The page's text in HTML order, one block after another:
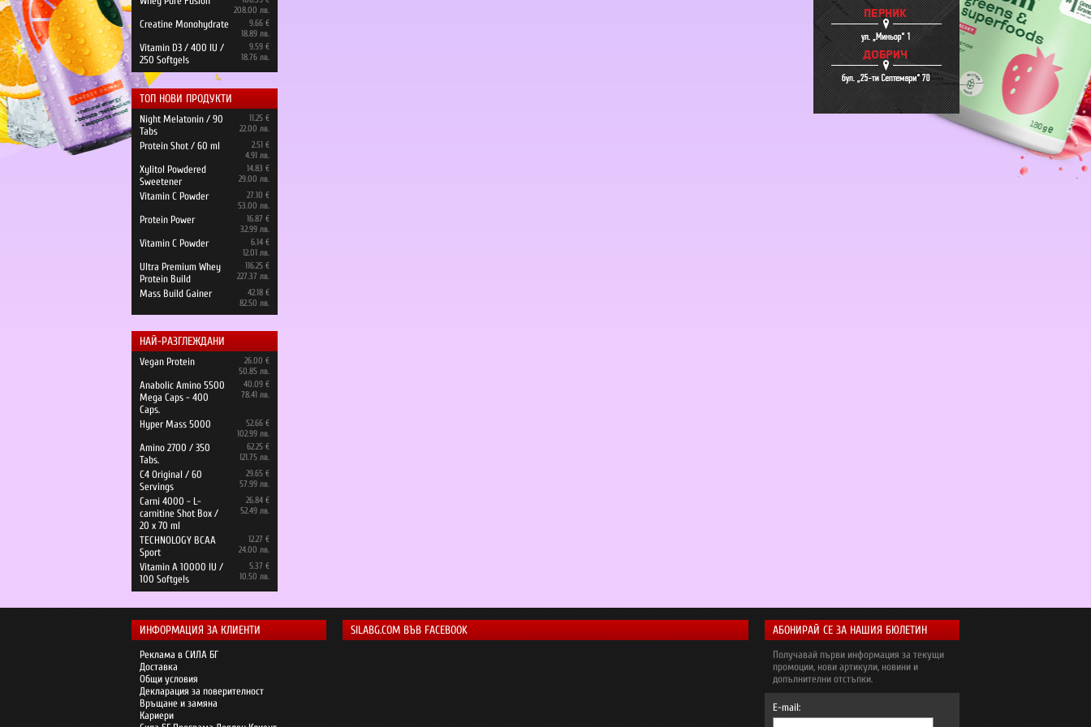
208.00 лв.
Creatine Monohydrate
9.66 €
18.89 лв.
Vitamin D3 / 400 IU /
250 Softgels
9.59 €
18.76 лв.
ТОП НОВИ ПРОДУКТИ
Night Melatonin / 90
Tabs
11.25 €
22.00 лв.
Protein Shot / 60 ml
2.51 €
4.91 лв.
Xylitol Powdered
Sweetener
14.83 €
29.00 лв.
Vitamin C Powder
27.10 €
53.00 лв.
Protein Power
16.87 €
32.99 лв.
Vitamin C Powder
6.14 €
12.01 лв.
Ultra Premium Whey
Protein Build
116.25 €
227.37 лв.
Mass Build Gainer
42.18 €
82.50 лв.
НАЙ-РАЗГЛЕЖДАНИ
Vegan Protein
26.00 €
50.85 лв.
Anabolic Amino 5500
Mega Caps - 400
Caps.
40.09 €
78.41 лв.
Hyper Mass 5000
52.66 €
102.99 лв.
Amino 2700 / 350
Tabs.
62.25 €
121.75 лв.
C4 Original / 60
Servings
29.65 €
57.99 лв.
Carni 4000 - L-
carnitine Shot Box /
20 x 70 ml
26.84 €
52.49 лв.
TECHNOLOGY BCAA
Sport
12.27 €
24.00 лв.
Vitamin A 10000 IU /
100 Softgels
5.37 €
10.50 лв.
ИНФОРМАЦИЯ ЗА КЛИЕНТИ
Реклама в СИЛА БГ
Доставка
Общи условия
Декларация за поверителност
Връщане и замяна
Кариери
SILABG.COM ВЪВ FACEBOOK АБОНИРАЙ СЕ ЗА НАШИЯ БЮЛЕТИН
Получавай първи информация за текущи
промоции, нови артикули, новини и
допълнителни отстъпки.
E-mail: